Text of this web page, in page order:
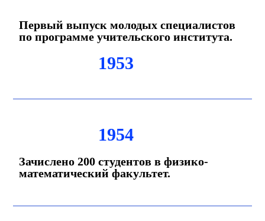
Первый выпуск молодых специалистов
по программе учительского института.
1953
1954
Зачислено 200 студентов в физико-
математический факультет.